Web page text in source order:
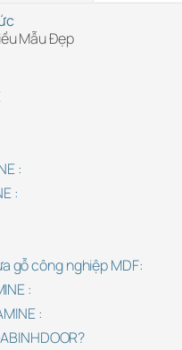
Mẫu Đẹp
:
:
gỗ công nghiệp MDF:
:
: